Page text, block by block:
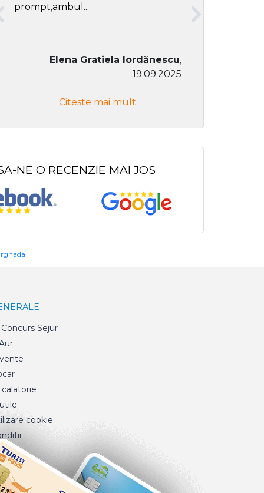
prompt,ambul...
Elena Gratiela Iordănescu,
19.09.2025
Citeste mai mult
NE O RECENZIE MAI JOS
Sejur
cookie